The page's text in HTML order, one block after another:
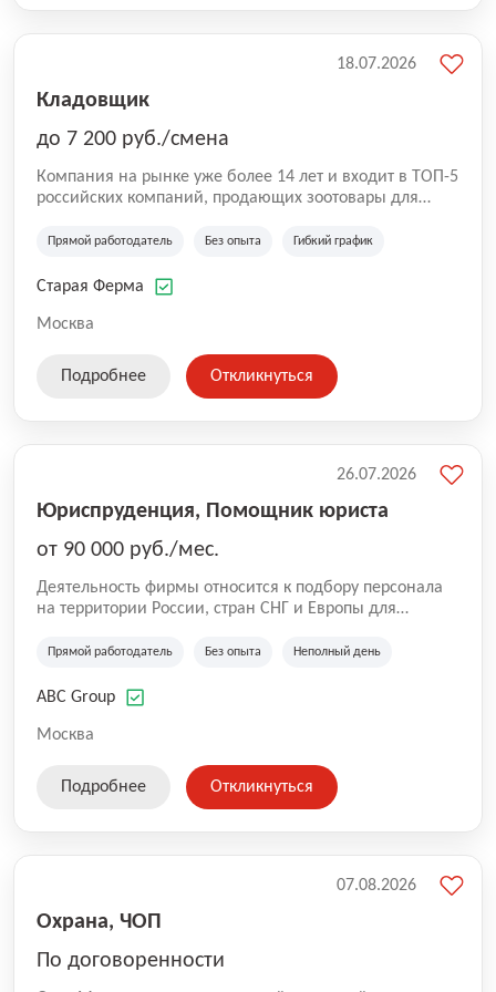
Кладовщик
до 7 200 руб./смена
Компания на рынке уже более 14 лет и входит в ТОП-5
российских компаний, продающих зоотовары для
компания владеет 5 розничными магазинами, а также
России (Wildberries, Ozon, Яндекс. Маркет и
на глобальной доставке товаров по всей территории
SKU, премиальные бренды кормов и собственные
Прямой работодатель Без опыта Гибкий график
Старая Ферма
Москва
18.07.2026
Подробнее Откликнуться
Юриспруденция, Помощник юриста
от 90 000 руб./мес.
Деятельность фирмы относится к подбору персонала
на территории России, стран СНГ и Европы для
культуре и развлечениям, информационным
Прямой работодатель Без опыта Неполный день
ABC Group
Москва
26.07.2026
Подробнее Откликнуться
Охрана, ЧОП
По договоренности
07.08.2026